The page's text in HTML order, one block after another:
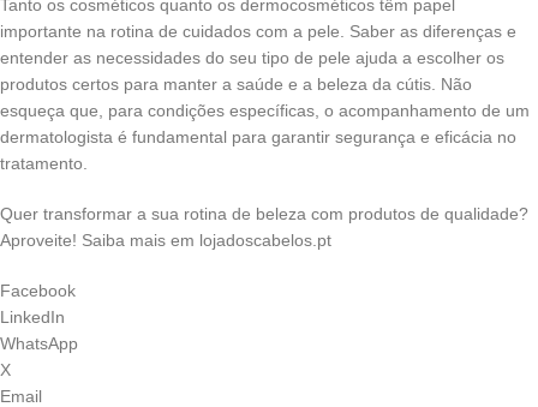
Tanto os cosméticos quanto os dermocosméticos têm papel
importante na rotina de cuidados com a pele. Saber as diferenças e
entender as necessidades do seu tipo de pele ajuda a escolher os
produtos certos para manter a saúde e a beleza da cútis. Não
esqueça que, para condições específicas, o acompanhamento de um
dermatologista é fundamental para garantir segurança e eficácia no
tratamento.
Quer transformar a sua rotina de beleza com produtos de qualidade?
Aproveite! Saiba mais em lojadoscabelos.pt
Facebook
LinkedIn
WhatsApp
X
Email